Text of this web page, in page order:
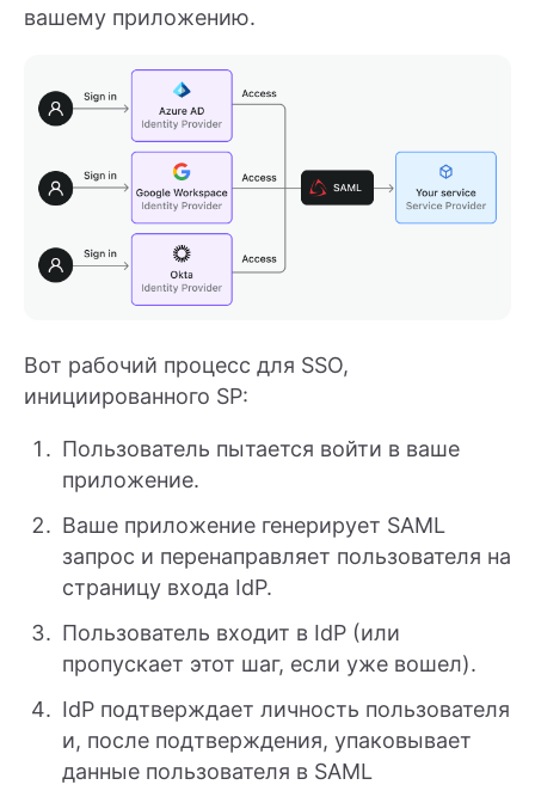
вашему приложению.
Вот рабочий процесс для SSO,
инициированного SP:
Пользователь пытается войти в ваше
приложение.
Ваше приложение генерирует SAML
запрос и перенаправляет пользователя на
страницу входа IdP.
Пользователь входит в IdP (или
пропускает этот шаг, если уже вошел).
IdP подтверждает личность пользователя
и, после подтверждения, упаковывает
данные пользователя в SAML